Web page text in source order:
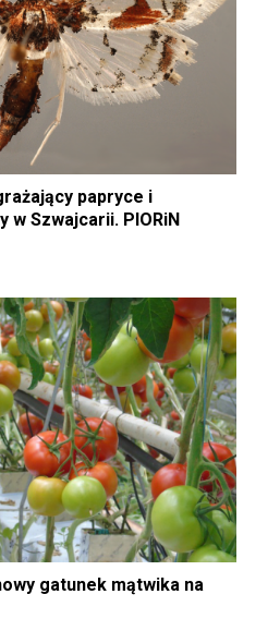
papryce i
w Szwajcarii. PIORiN
gatunek mątwika na